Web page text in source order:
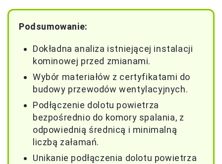
Podsumowanie:
Dokładna analiza istniejącej instalacji
kominowej przed zmianami.
Wybór materiałów z certyfikatami do
budowy przewodów wentylacyjnych.
Podłączenie dolotu powietrza
bezpośrednio do komory spalania, z
odpowiednią średnicą i minimalną
liczbą załamań.
Unikanie podłączenia dolotu powietrza